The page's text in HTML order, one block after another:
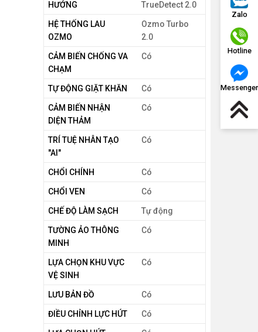
HƯỚNG
TrueDetect 2.0
HỆ THỐNG LAU
OZMO
Ozmo Turbo
2.0
CẢM BIẾN CHỐNG VA
CHẠM
Có
TỰ ĐỘNG GIẶT KHĂN Có
CẢM BIẾN NHẬN
DIỆN THẢM
Có
TRÍ TUỆ NHÂN TẠO
"AI"
Có
CHỔI CHÍNH Có
CHỔI VEN Có
CHẾ ĐỘ LÀM SẠCH Tự động
TƯỜNG ẢO THÔNG
MINH
Có
LỰA CHỌN KHU VỰC
VỆ SINH
Có
LƯU BẢN ĐỒ Có
ĐIỀU CHỈNH LỰC HÚT Có
Zalo
Hotline
Messenger